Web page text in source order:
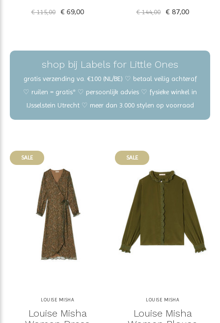
€ 115,00 € 69,00 € 144,00 € 87,00
shop bij Labels for Little Ones
gratis verzending va. €100 (NL/BE) ♡ betaal veilig achteraf
♡ ruilen = gratis* ♡ persoonlijk advies ♡ fysieke winkel in
IJsselstein Utrecht ♡ meer dan 3.000 stylen op voorraad
SALE
LOUISE MISHA
Louise Misha
SALE
LOUISE MISHA
Louise Misha